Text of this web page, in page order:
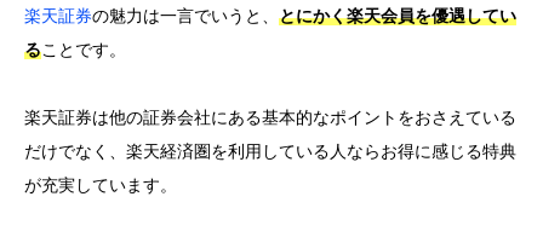
楽天会員なら口座開設がスムーズにできるだけでなく、楽天ポイ
ントで金融商品の決済ができます。
他には「マーケットスピード」や「iSPEED」など、投資に活用
できる高性能なアプリが無料で利用できる こともおすすめのポイ
ントです。